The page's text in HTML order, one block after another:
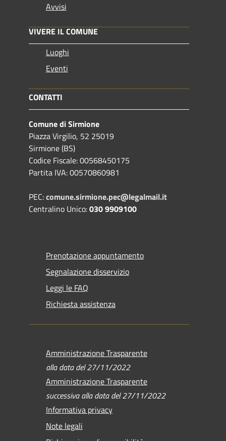
Avvisi
VIVERE IL COMUNE
Luoghi
Eventi
CONTATTI
Comune di Sirmione
Piazza Virgilio, 52 25019
Sirmione (BS)
Codice Fiscale: 00568450175
Partita IVA: 00570860981
PEC:comune.sirmione.pec@legalmail.it
Centralino Unico:030 9909100
Prenotazione appuntamento
Segnalazione disservizio
Leggi le FAQ
Richiesta assistenza
Amministrazione Trasparente
alla data del 27/11/2022
Amministrazione Trasparente
successiva alla data del 27/11/2022
Informativa privacy
Note legali